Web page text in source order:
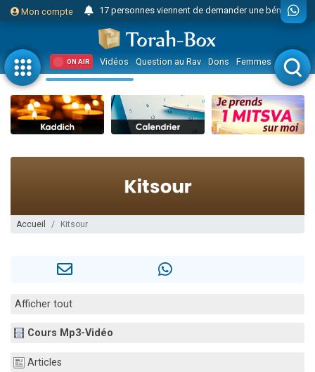
Mon compte
Il reste 49 places pour étudier en groupe sur Zoom
23 personnes viennent de faire un don pour Diane, 80 ans, dans un appartement insalubre
Eva vient de donner son Maasser
4 personnes viennent de nous rejoindre sur WhatsApp
3 personnes viennent de nous rejoindre sur WhatsApp
Odaya vient de donner son Maasser
3 personnes viennent de faire un don pour 5 jours de vacances aux Orphelins
12 nouvelles musiques dans Torah-Box Music
ON AIR Vidéos Question au Rav Dons Femmes Enfants
Accueil Kitsour
Afficher tout
Cours Mp3-Vidéo
Articles